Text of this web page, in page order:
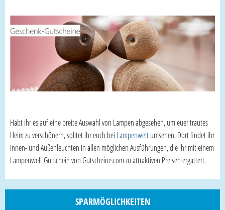
Habt ihr es auf eine breite Auswahl von Lampen abgesehen, um euer trautes
Heim zu verschönern, solltet ihr euch bei Lampenweltumsehen. Dort findet ihr
Innen- und Außenleuchten in allen möglichen Ausführungen, die ihr mit einem
Lampenwelt Gutschein von Gutscheine.com zu attraktiven Preisen ergattert.
SPARMÖGLICHKEITEN